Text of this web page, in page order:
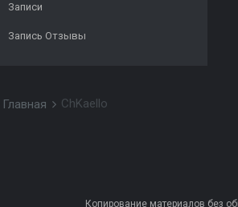
Записи
Запись Отзывы
Главная ChKaello
Копирование материалов без